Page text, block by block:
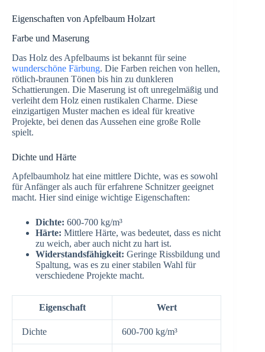
Eigenschaften von Apfelbaum Holzart
Farbe und Maserung
Das Holz des Apfelbaums ist bekannt für seine
wunderschöne Färbung. Die Farben reichen von hellen,
rötlich-braunen Tönen bis hin zu dunkleren
Schattierungen. Die Maserung ist oft unregelmäßig und
verleiht dem Holz einen rustikalen Charme. Diese
einzigartigen Muster machen es ideal für kreative
Projekte, bei denen das Aussehen eine große Rolle
spielt.
Dichte und Härte
Apfelbaumholz hat eine mittlere Dichte, was es sowohl
für Anfänger als auch für erfahrene Schnitzer geeignet
macht. Hier sind einige wichtige Eigenschaften:
Dichte: 600-700 kg/m³
Härte: Mittlere Härte, was bedeutet, dass es nicht
zu weich, aber auch nicht zu hart ist.
Widerstandsfähigkeit: Geringe Rissbildung und
Spaltung, was es zu einer stabilen Wahl für
verschiedene Projekte macht.
Eigenschaft Wert
Dichte 600-700 kg/m³